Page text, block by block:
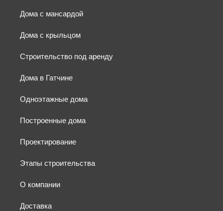
Дома с мансардой
Дома с крыльцом
Строительство под аренду
Дома в Гатчине
Одноэтажные дома
Построенные дома
Проектирование
Этапы строительства
О компании
Доставка